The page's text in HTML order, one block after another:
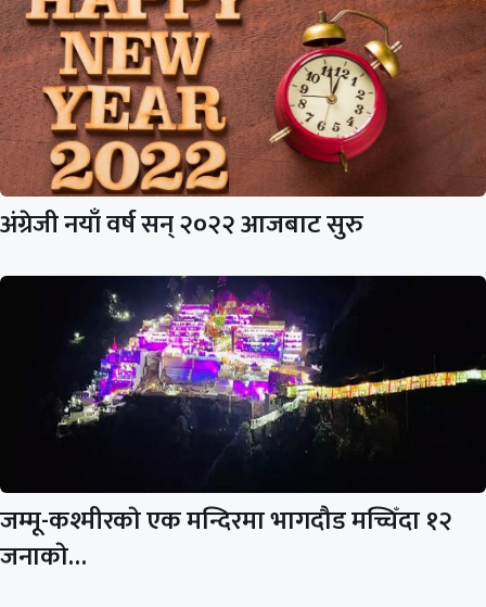
अंग्रेजी नयाँ वर्ष सन् २०२२ आजबाट सुरु
जम्मू-कश्मीरकाे एक मन्दिरमा भागदौड मच्चिँदा १२
जनाकाे…